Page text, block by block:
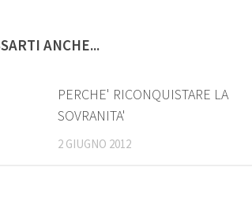
ANCHE...
PERCHE' RICONQUISTARE LA
SOVRANITA'
2 GIUGNO 2012